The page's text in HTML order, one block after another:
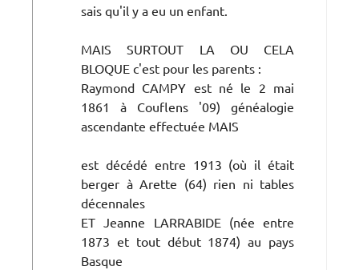
sais qu'il y a eu un enfant.
MAIS SURTOUT LA OU CELA
BLOQUE c'est pour les parents :
Raymond CAMPY est né le 2 mai
1861 à Couflens '09) généalogie
ascendante effectuée MAIS
est décédé entre 1913 (où il était
berger à Arette (64) rien ni tables
décennales
ET Jeanne LARRABIDE (née entre
1873 et tout début 1874) au pays
Basque